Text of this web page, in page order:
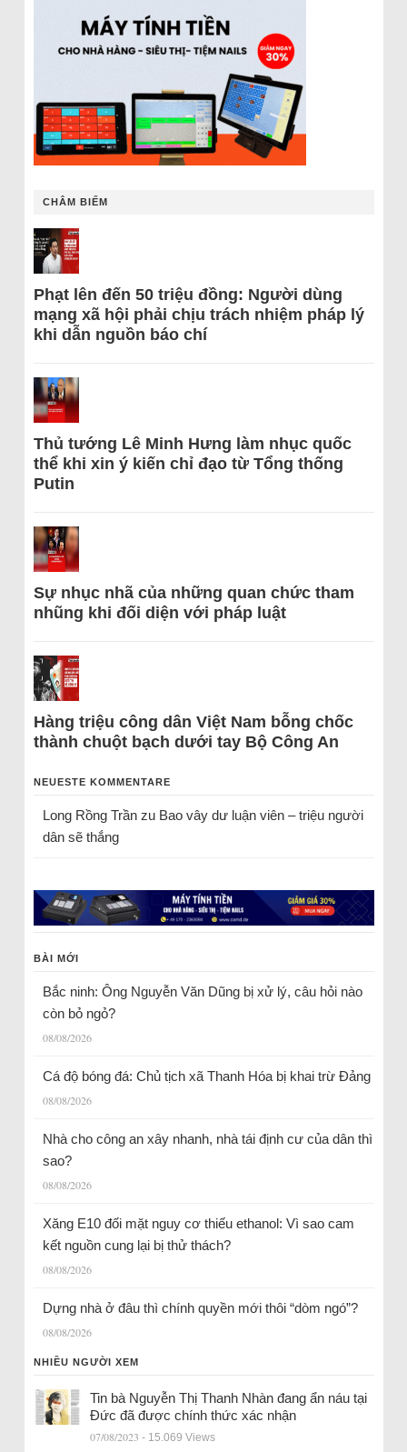
CHÂM BIẾM
Phạt lên đến 50 triệu đồng: Người dùng
mạng xã hội phải chịu trách nhiệm pháp lý
khi dẫn nguồn báo chí
Thủ tướng Lê Minh Hưng làm nhục quốc
thể khi xin ý kiến chỉ đạo từ Tổng thống
Putin
Sự nhục nhã của những quan chức tham
nhũng khi đối diện với pháp luật
Hàng triệu công dân Việt Nam bỗng chốc
thành chuột bạch dưới tay Bộ Công An
NEUESTE KOMMENTARE
Long Rồng Trầnzu Bao vây dư luận viên – triệu người
dân sẽ thắng
BÀI MỚI
Bắc ninh: Ông Nguyễn Văn Dũng bị xử lý, câu hỏi nào
còn bỏ ngỏ?
08/08/2026
Cá độ bóng đá: Chủ tịch xã Thanh Hóa bị khai trừ Đảng
08/08/2026
Nhà cho công an xây nhanh, nhà tái định cư của dân thì
sao?
08/08/2026
Xăng E10 đối mặt nguy cơ thiếu ethanol: Vì sao cam
kết nguồn cung lại bị thử thách?
08/08/2026
Dựng nhà ở đâu thì chính quyền mới thôi “dòm ngó”?
08/08/2026
NHIỀU NGƯỜI XEM
Tin bà Nguyễn Thị Thanh Nhàn đang ẩn náu tại
Đức đã được chính thức xác nhận
07/08/2023 - 15.069 Views